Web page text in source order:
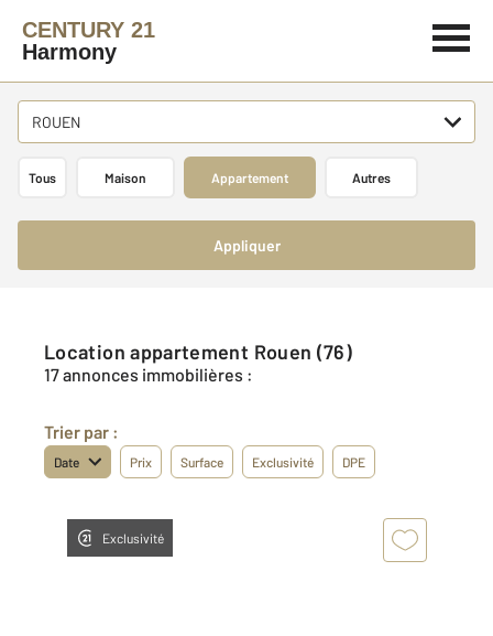
CENTURY 21
Harmony
ROUEN
Tous Maison Appartement Autres
Appliquer
Location appartement Rouen (76)
17 annonces immobilières :
Trier par :
Date Prix Surface Exclusivité DPE
Exclusivité